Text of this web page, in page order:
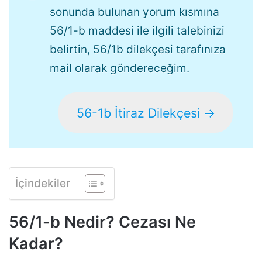
sonunda bulunan yorum kısmına
56/1-b maddesi ile ilgili talebinizi
belirtin, 56/1b dilekçesi tarafınıza
mail olarak göndereceğim.
56-1b İtiraz Dilekçesi →
İçindekiler
56/1-b Nedir? Cezası Ne
Kadar?